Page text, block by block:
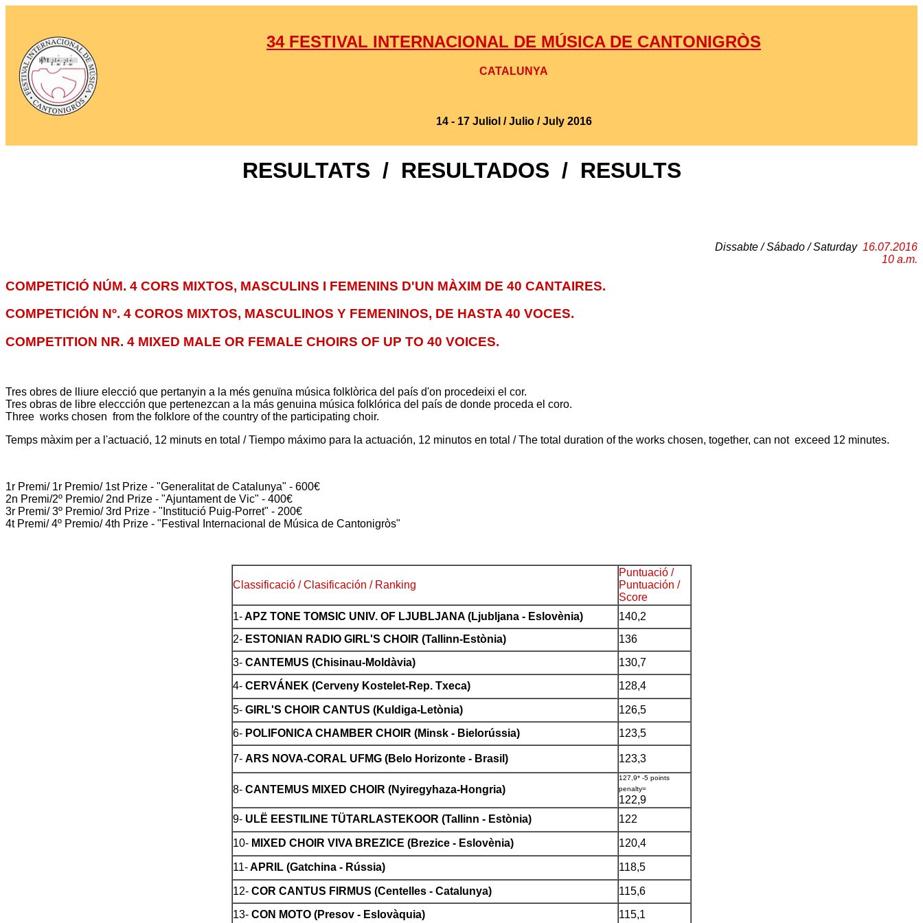
34 FESTIVAL INTERNACIONAL DE MÚSICA DE CANTONIGRÒS
CATALUNYA
14- 17Juliol / Julio / July 2016
RESULTATS / RESULTADOS / RESULTS
Dissabte / Sábado / Saturday 16.07.2016
10 a.m.
COMPETICIÓ NÚM. 4 CORS MIXTOS, MASCULINS I FEMENINS D'UN MÀXIM DE 40 CANTAIRES.
COMPETICIÓN Nº. 4 COROS MIXTOS, MASCULINOS Y FEMENINOS, DE HASTA 40 VOCES.
COMPETITION NR. 4 MIXED MALE OR FEMALE CHOIRS OF UP TO 40 VOICES.
Tres obres de lliure elecció que pertanyin a la més genuïna música folklòrica del país d'on procedeixi el cor.
Tres obras de libre eleccción que pertenezcan a la más genuina música folklórica del país de donde proceda el coro.
Three works chosen from the folklore of the country of the participating choir.
Temps màxim per a l'actuació, 12 minuts en total / Tiempo máximo para la actuación, 12 minutos en total / The total duration of the works chosen, together, can not exceed 12 minutes.
1r Premi/ 1r Premio/ 1st Prize - "Generalitat de Catalunya" - 600€
2n Premi/2º Premio/ 2nd Prize - "Ajuntament de Vic" - 400€
3r Premi/ 3º Premio/ 3rd Prize - "Institució Puig-Porret" - 200€
4t Premi/ 4º Premio/ 4th Prize - "Festival Internacional de Música de Cantonigròs"
Classificació / Clasificación / Ranking
Puntuació /
Puntuación /
Score
1-APZ TONE TOMSIC UNIV. OF LJUBLJANA (Ljubljana - Eslovènia)
140,2
2- ESTONIAN RADIO GIRL'S CHOIR (Tallinn-Estònia)
136
3- CANTEMUS (Chisinau-Moldàvia)
130,7
4- CERVÁNEK (Cerveny Kostelet-Rep. Txeca) 128,4
5- GIRL'S CHOIR CANTUS (Kuldiga-Letònia)
126,5
6- POLIFONICA CHAMBER CHOIR (Minsk - Bielorússia) 123,5
7- ARS NOVA-CORAL UFMG (Belo Horizonte - Brasil) 123,3
8- CANTEMUS MIXED CHOIR (Nyiregyhaza-Hongria)
127,9* -5 points
penalty=
122,9
9- ULË EESTILINE TÜTARLASTEKOOR (Tallinn - Estònia) 122
10- MIXED CHOIR VIVA BREZICE (Brezice - Eslovènia) 120,4
11-APRIL (Gatchina - Rússia) 118,5
12- COR CANTUS FIRMUS (Centelles - Catalunya)
115,6
13- CON MOTO (Presov - Eslovàquia) 115,1